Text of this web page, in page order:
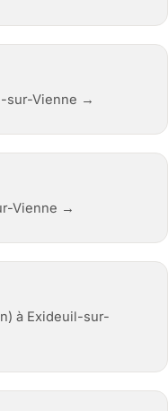
sur-Vienne →
Vienne →
à Exideuil-sur-